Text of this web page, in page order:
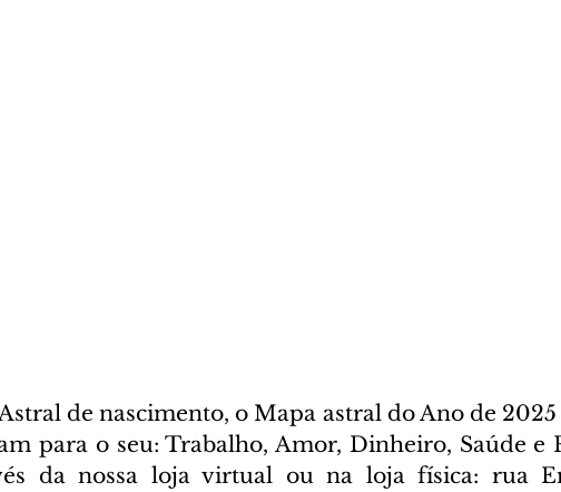
de nascimento, o Mapa astral do Ano de 2025
para o seu: Trabalho, Amor, Dinheiro, Saúde e
da nossa loja virtual ou na loja física: rua